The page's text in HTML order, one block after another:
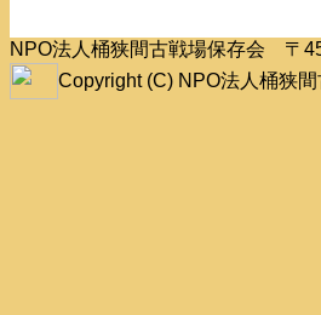
NPO法人桶狭間古戦場保存会
Copyright (C) NPO法人桶狭